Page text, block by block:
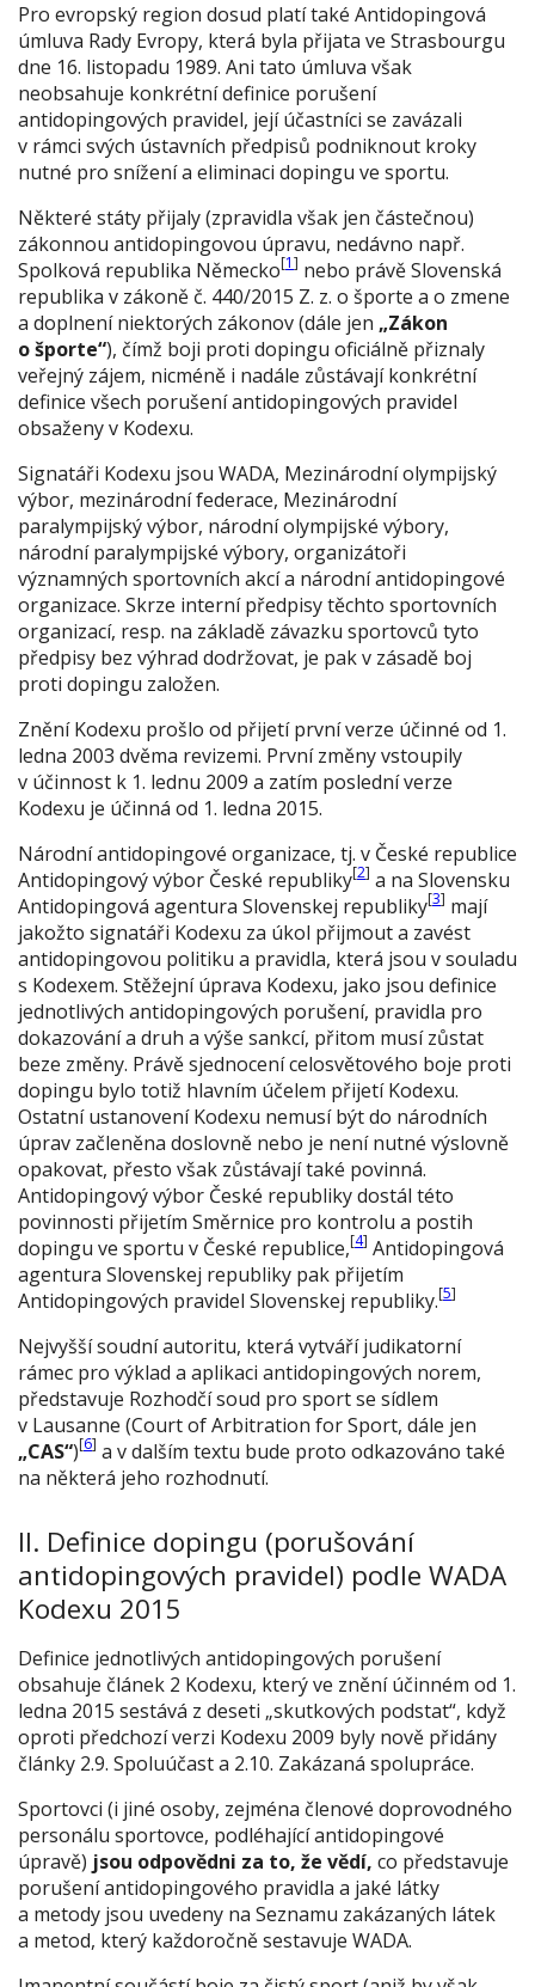
Pro evropský region dosud platí také Antidopingová
úmluva Rady Evropy, která byla přijata ve Strasbourgu
dne 16. listopadu 1989. Ani tato úmluva však
neobsahuje konkrétní definice porušení
antidopingových pravidel, její účastníci se zavázali
v rámci svých ústavních předpisů podniknout kroky
nutné pro snížení a eliminaci dopingu ve sportu.
Některé státy přijaly (zpravidla však jen částečnou)
zákonnou antidopingovou úpravu, nedávno např.
Spolková republika Německo[1] nebo právě Slovenská
republika v zákoně č. 440/2015 Z. z. o športe a o zmene
a doplnení niektorých zákonov (dále jen „Zákon
o športe“), čímž boji proti dopingu oficiálně přiznaly
veřejný zájem, nicméně i nadále zůstávají konkrétní
definice všech porušení antidopingových pravidel
obsaženy v Kodexu.
Signatáři Kodexu jsou WADA, Mezinárodní olympijský
výbor, mezinárodní federace, Mezinárodní
paralympijský výbor, národní olympijské výbory,
národní paralympijské výbory, organizátoři
významných sportovních akcí a národní antidopingové
organizace. Skrze interní předpisy těchto sportovních
organizací, resp. na základě závazku sportovců tyto
předpisy bez výhrad dodržovat, je pak v zásadě boj
proti dopingu založen.
Znění Kodexu prošlo od přijetí první verze účinné od 1.
ledna 2003 dvěma revizemi. První změny vstoupily
v účinnost k 1. lednu 2009 a zatím poslední verze
Kodexu je účinná od 1. ledna 2015.
Národní antidopingové organizace, tj. v České republice
Antidopingový výbor České republiky[2] a na Slovensku
Antidopingová agentura Slovenskej republiky[3] mají
jakožto signatáři Kodexu za úkol přijmout a zavést
antidopingovou politiku a pravidla, která jsou v souladu
s Kodexem. Stěžejní úprava Kodexu, jako jsou definice
jednotlivých antidopingových porušení, pravidla pro
dokazování a druh a výše sankcí, přitom musí zůstat
beze změny. Právě sjednocení celosvětového boje proti
dopingu bylo totiž hlavním účelem přijetí Kodexu.
Ostatní ustanovení Kodexu nemusí být do národních
úprav začleněna doslovně nebo je není nutné výslovně
opakovat, přesto však zůstávají také povinná.
Antidopingový výbor České republiky dostál této
povinnosti přijetím Směrnice pro kontrolu a postih
dopingu ve sportu v České republice,[4] Antidopingová
agentura Slovenskej republiky pak přijetím
Antidopingových pravidel Slovenskej republiky.[5]
Nejvyšší soudní autoritu, která vytváří judikatorní
rámec pro výklad a aplikaci antidopingových norem,
představuje Rozhodčí soud pro sport se sídlem
v Lausanne (Court of Arbitration for Sport, dále jen
„CAS“)[6] a v dalším textu bude proto odkazováno také
na některá jeho rozhodnutí.
II. Definice dopingu (porušování
antidopingových pravidel) podle WADA
Kodexu 2015
Definice jednotlivých antidopingových porušení
obsahuje článek 2 Kodexu, který ve znění účinném od 1.
ledna 2015 sestává z deseti „skutkových podstat“, když
oproti předchozí verzi Kodexu 2009 byly nově přidány
články 2.9. Spoluúčast a 2.10. Zakázaná spolupráce.
Sportovci (i jiné osoby, zejména členové doprovodného
personálu sportovce, podléhající antidopingové
úpravě) jsou odpovědni za to, že vědí, co představuje
porušení antidopingového pravidla a jaké látky
a metody jsou uvedeny na Seznamu zakázaných látek
a metod, který každoročně sestavuje WADA.